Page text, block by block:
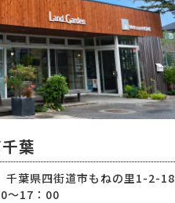
葉
葉県四街道市もねの里1-2-18
～17：00